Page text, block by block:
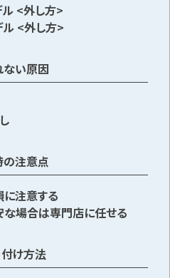
<外し方>
<外し方>
ない原因
の注意点
注意する
場合は専門店に任せる
け方法